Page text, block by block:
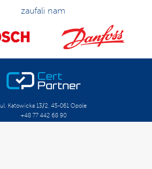
zaufali nam
ul. Katowicka 13/2, 45-061 Opole
+48 77 442 68 90